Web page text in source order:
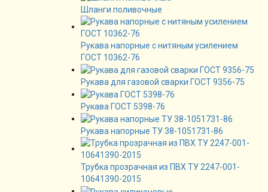
Шланги поливочные
Рукава напорные с нитяным усилением
ГОСТ 10362-76
Рукава для газовой сварки ГОСТ 9356-75
Рукава ГОСТ 5398-76
Рукава напорные ТУ 38-1051731-86
Трубка прозрачная из ПВХ ТУ 2247-001-
10641390-2015